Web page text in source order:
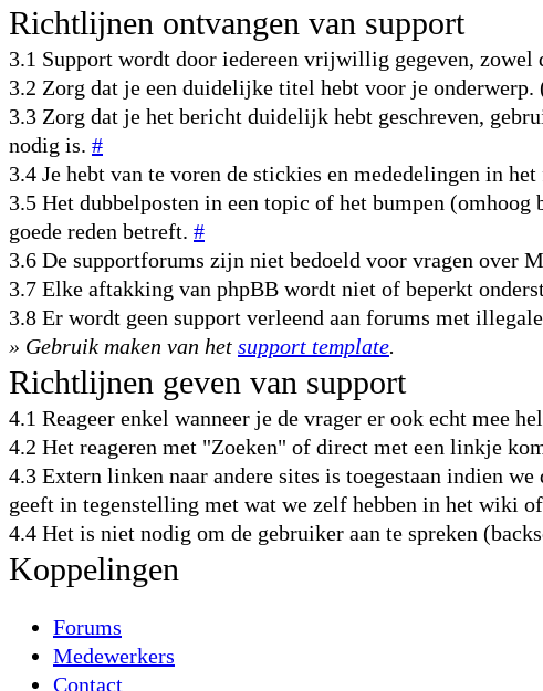
Richtlijnen ontvangen van support
3.1 Support wordt door iedereen vrijwillig gegeven, zowel
3.2 Zorg dat je een duidelijke titel hebt voor je
3.3 Zorg dat je het bericht duidelijk hebt geschreven,
nodig is. #
3.4 Je hebt van te voren de stickies en mededelingen in
3.5 Het dubbelposten in een topic of het bumpen
goede reden betreft. #
3.6 De supportforums zijn niet bedoeld voor vragen over
3.7 Elke aftakking van phpBB wordt niet of beperkt
3.8 Er wordt geen support verleend aan forums met
» Gebruik maken van het support template.
Richtlijnen geven van support
4.1 Reageer enkel wanneer je de vrager er ook echt mee
4.2 Het reageren met "Zoeken" of direct met een linkje
4.3 Extern linken naar andere sites is toegestaan indien
geeft in tegenstelling met wat we zelf hebben in het wiki
4.4 Het is niet nodig om de gebruiker aan te spreken
Koppelingen
Forums
Medewerkers
Contact